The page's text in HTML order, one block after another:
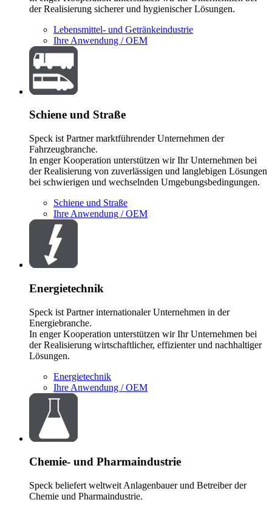
der Realisierung sicherer und hygienischer Lösungen.
Lebensmittel- und Getränkeindustrie
Ihre Anwendung / OEM
Schiene und Straße
Speck ist Partner marktführender Unternehmen der
Fahrzeugbranche.
In enger Kooperation unterstützen wir Ihr Unternehmen bei
der Realisierung von zuverlässigen und langlebigen Lösungen
bei schwierigen und wechselnden Umgebungsbedingungen.
Schiene und Straße
Ihre Anwendung / OEM
Energietechnik
Speck ist Partner internationaler Unternehmen in der
Energiebranche.
In enger Kooperation unterstützen wir Ihr Unternehmen bei
der Realisierung wirtschaftlicher, effizienter und nachhaltiger
Lösungen.
Energietechnik
Ihre Anwendung / OEM
Chemie- und Pharmaindustrie
Speck beliefert weltweit Anlagenbauer und Betreiber der
Chemie und Pharmaindustrie.